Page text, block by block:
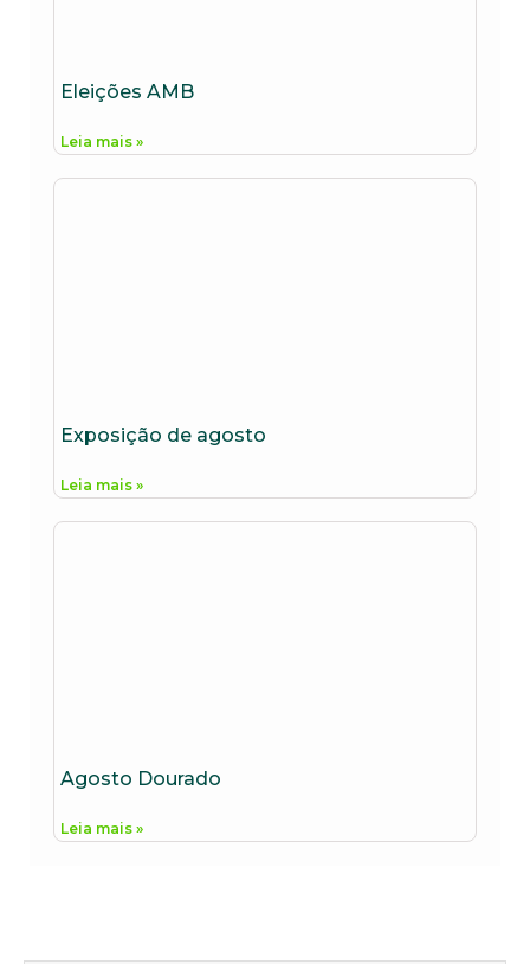
Eleições AMB
Leia mais »
Exposição de agosto
Leia mais »
Agosto Dourado
Leia mais »